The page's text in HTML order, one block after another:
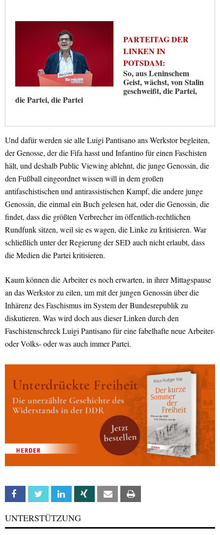
PARTEITAG DER
LINKEN IN
POTSDAM:
So, aus Leninschem
Geist, wächst, von Stalin
geschweißt, die Partei,
die Partei, die Partei
Und dafür werden sie alle Luigi Pantisano ans Werkstor begleiten,
der Genosse, der die Fifa hasst und Infantino für einen Faschisten
hält, und deshalb Public Viewing ablehnt, die junge Genossin, die
den Fußball eingeordnet wissen will in dem großen
antifaschistischen und antirassistischen Kampf, die andere junge
Genossin, die einmal ein Buch gelesen hat, oder die Genossin, die
findet, dass die größten Verbrecher im öffentlich-rechtlichen
Rundfunk sitzen, weil sie es wagen, die Linke zu kritisieren. War
schließlich unter der Regierung der SED auch nicht erlaubt, dass
die Medien die Partei kritisieren.
Kaum können die Arbeiter es noch erwarten, in ihrer Mittagspause
an das Werkstor zu eilen, um mit der jungen Genossin über die
Inhärenz des Faschismus im System der Bundesrepublik zu
diskutieren. Was wird doch aus dieser Linken durch den
Faschistenschreck Luigi Pantisano für eine fabelhafte neue Arbeiter-
oder Volks- oder was auch immer Partei.
Facebook Twitter Linkedin Xing Email
UNTERSTÜTZUNG